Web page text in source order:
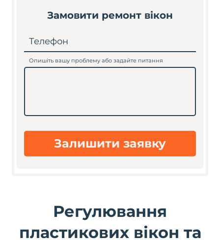
Замовити ремонт вікон
Телефон
Опишіть вашу проблему або задайте питання
Залишити заявку
Регулювання
пластикових вікон та